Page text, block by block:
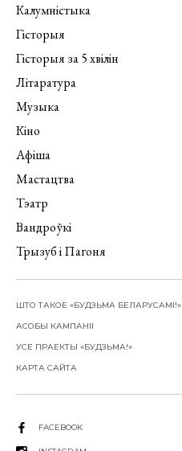
Калумністыка
Гісторыя
Гісторыя за 5 хвілін
Літаратура
Музыка
Кіно
Афіша
Мастацтва
Тэатр
Вандроўкі
Трызуб і Пагоня
ШТО ТАКОЕ «БУДЗЬМА БЕЛАРУСАМІ!»
АСОБЫ КАМПАНІІ
УСЕ ПРАЕКТЫ «БУДЗЬМА!»
КАРТА САЙТА
FACEBOOK